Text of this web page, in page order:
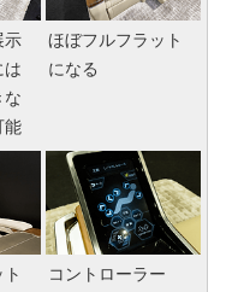
示
は
な
能
ほぼフルフラット
になる
コントローラー